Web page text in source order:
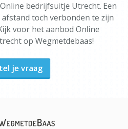
bedrijfsuitje Utrecht. Een
toch verbonden te zijn
voor het aanbod Online
op Wegmetdebaas!
je vraag